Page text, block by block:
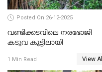
Posted On 26-12-2025
വണ്ടിക്കടവിലെ നരഭോജി
കടുവ കൂട്ടിലായി
1 Min Read View All